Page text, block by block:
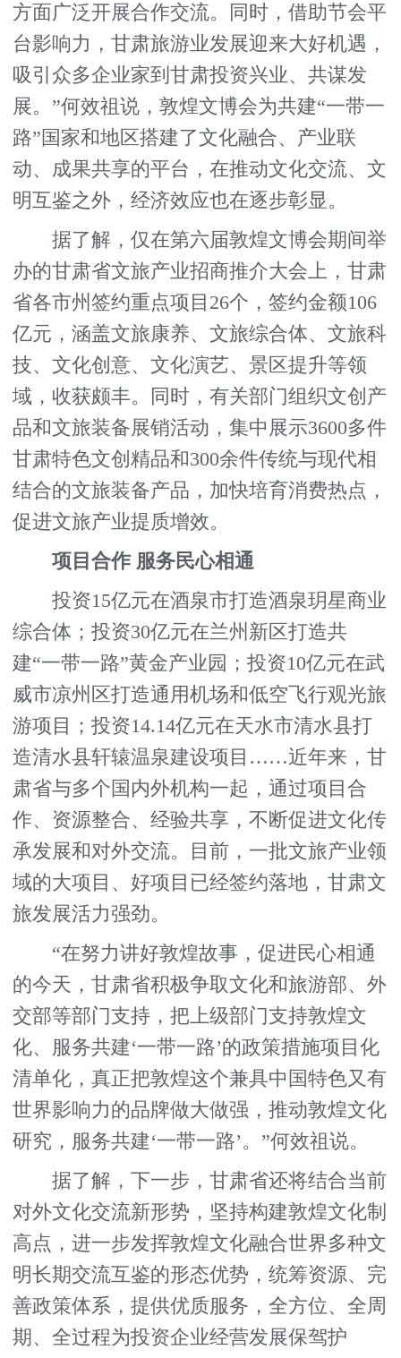
方面广泛开展合作交流。同时，借助节会平
台影响力，甘肃旅游业发展迎来大好机遇，
吸引众多企业家到甘肃投资兴业、共谋发
展。”何效祖说，敦煌文博会为共建“一带一
路”国家和地区搭建了文化融合、产业联
动、成果共享的平台，在推动文化交流、文
明互鉴之外，经济效应也在逐步彰显。
据了解，仅在第六届敦煌文博会期间举
办的甘肃省文旅产业招商推介大会上，甘肃
省各市州签约重点项目26个，签约金额106
亿元，涵盖文旅康养、文旅综合体、文旅科
技、文化创意、文化演艺、景区提升等领
域，收获颇丰。同时，有关部门组织文创产
品和文旅装备展销活动，集中展示3600多件
甘肃特色文创精品和300余件传统与现代相
结合的文旅装备产品，加快培育消费热点，
促进文旅产业提质增效。
项目合作 服务民心相通
投资15亿元在酒泉市打造酒泉玥星商业
综合体；投资30亿元在兰州新区打造共
建“一带一路”黄金产业园；投资10亿元在武
威市凉州区打造通用机场和低空飞行观光旅
游项目；投资14.14亿元在天水市清水县打
造清水县轩辕温泉建设项目……近年来，甘
肃省与多个国内外机构一起，通过项目合
作、资源整合、经验共享，不断促进文化传
承发展和对外交流。目前，一批文旅产业领
域的大项目、好项目已经签约落地，甘肃文
旅发展活力强劲。
“在努力讲好敦煌故事，促进民心相通
的今天，甘肃省积极争取文化和旅游部、外
交部等部门支持，把上级部门支持敦煌文
化、服务共建‘一带一路’的政策措施项目化
清单化，真正把敦煌这个兼具中国特色又有
世界影响力的品牌做大做强，推动敦煌文化
研究，服务共建‘一带一路’。”何效祖说。
据了解，下一步，甘肃省还将结合当前
对外文化交流新形势，坚持构建敦煌文化制
高点，进一步发挥敦煌文化融合世界多种文
明长期交流互鉴的形态优势，统筹资源、完
善政策体系，提供优质服务，全方位、全周
期、全过程为投资企业经营发展保驾护